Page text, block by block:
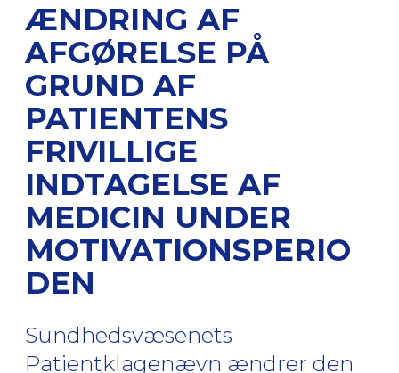
ÆNDRING AF
AFGØRELSE PÅ
GRUND AF
PATIENTENS
FRIVILLIGE
INDTAGELSE AF
MEDICIN UNDER
MOTIVATIONSPERIO
DEN
Sundhedsvæsenets
Patientklagenævn ændrer den